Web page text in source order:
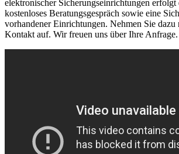
elektronischer Sicherungseinrichtungen erfolgt
kostenloses Beratungsgespräch sowie eine
vorhandener Einrichtungen. Nehmen Sie dazu
Kontakt auf. Wir freuen uns über Ihre Anfrage.